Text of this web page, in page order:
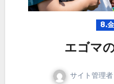
8.
エゴマ
サイト管理者